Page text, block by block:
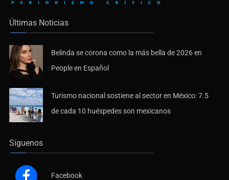
Últimas Noticias
Belinda se corona como la más bella de 2026 en
People en Español
Turismo nacional sostiene al sector en México: 7.5
de cada 10 huéspedes son mexicanos
Síguenos
Facebook